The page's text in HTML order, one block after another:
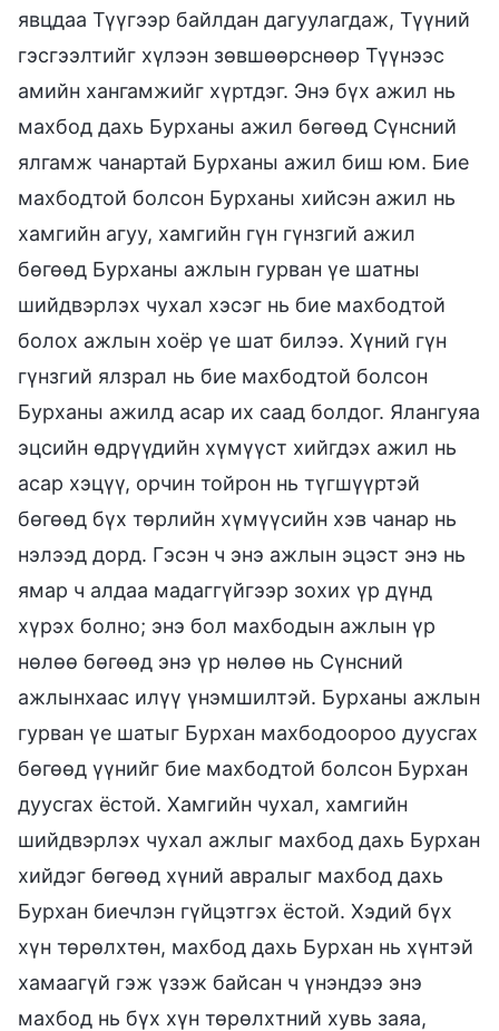
явцдаа Түүгээр байлдан дагуулагдаж, Түүний
гэсгээлтийг хүлээн зөвшөөрснөөр Түүнээс
амийн хангамжийг хүртдэг. Энэ бүх ажил нь
махбод дахь Бурханы ажил бөгөөд Сүнсний
ялгамж чанартай Бурханы ажил биш юм. Бие
махбодтой болсон Бурханы хийсэн ажил нь
хамгийн агуу, хамгийн гүн гүнзгий ажил
бөгөөд Бурханы ажлын гурван үе шатны
шийдвэрлэх чухал хэсэг нь бие махбодтой
болох ажлын хоёр үе шат билээ. Хүний гүн
гүнзгий ялзрал нь бие махбодтой болсон
Бурханы ажилд асар их саад болдог. Ялангуяа
эцсийн өдрүүдийн хүмүүст хийгдэх ажил нь
асар хэцүү, орчин тойрон нь түгшүүртэй
бөгөөд бүх төрлийн хүмүүсийн хэв чанар нь
нэлээд дорд. Гэсэн ч энэ ажлын эцэст энэ нь
ямар ч алдаа мадаггүйгээр зохих үр дүнд
хүрэх болно; энэ бол махбодын ажлын үр
нөлөө бөгөөд энэ үр нөлөө нь Сүнсний
ажлынхаас илүү үнэмшилтэй. Бурханы ажлын
гурван үе шатыг Бурхан махбодоороо дуусгах
бөгөөд үүнийг бие махбодтой болсон Бурхан
дуусгах ёстой. Хамгийн чухал, хамгийн
шийдвэрлэх чухал ажлыг махбод дахь Бурхан
хийдэг бөгөөд хүний авралыг махбод дахь
Бурхан биечлэн гүйцэтгэх ёстой. Хэдий бүх
хүн төрөлхтөн, махбод дахь Бурхан нь хүнтэй
хамаагүй гэж үзэж байсан ч үнэндээ энэ
махбод нь бүх хүн төрөлхтний хувь заяа,